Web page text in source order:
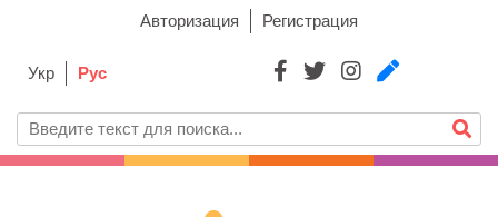
Авторизация Регистрация
Укр Рус